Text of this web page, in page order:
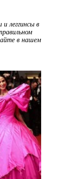
леггинсы в
в нашем